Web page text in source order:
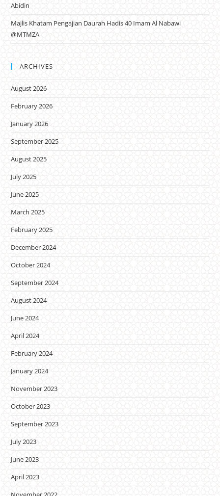
Abidin
Majlis Khatam Pengajian Daurah Hadis 40 Imam Al Nabawi
@MTMZA
ARCHIVES
August 2026
February 2026
January 2026
September 2025
August 2025
July 2025
June 2025
March 2025
February 2025
December 2024
October 2024
September 2024
August 2024
June 2024
April 2024
February 2024
January 2024
November 2023
October 2023
September 2023
July 2023
June 2023
April 2023